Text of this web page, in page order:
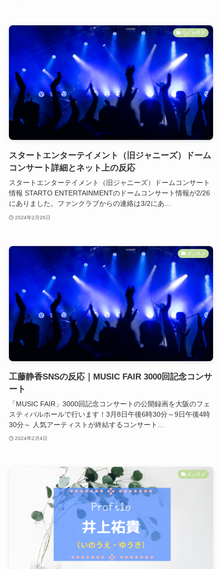
なにわ男子
スタートエンターテイメント（旧ジャニーズ）ドーム
コンサート詳細とネット上の反応
スタートエンターテイメント（旧ジャニーズ）ドームコンサート
情報 STARTO ENTERTAINMENTのドームコンサート情報が2/26
にありました。ファンクラブからの連絡は3/2にあ…
2024年2月26日
エンタメ
工藤静香SNSの反応｜MUSIC FAIR 3000回記念コンサ
ート
「MUSIC FAIR」3000回記念コンサートの公開録画を大阪のフェ
スティバルホールで行います！3月8日午後6時30分～9日午後4時
30分～ 人気アーティストが終結するコンサート…
2024年2月4日
エンタメ